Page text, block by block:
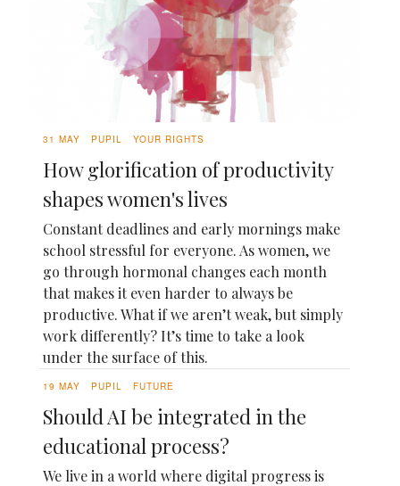
31 MAY PUPIL YOUR RIGHTS
How glorification of productivity
shapes women's lives
Constant deadlines and early mornings make
school stressful for everyone. As women, we
go through hormonal changes each month
that makes it even harder to always be
productive. What if we aren’t weak, but simply
work differently? It’s time to take a look
under the surface of this.
19 MAY PUPIL FUTURE
Should AI be integrated in the
educational process?
We live in a world where digital progress is